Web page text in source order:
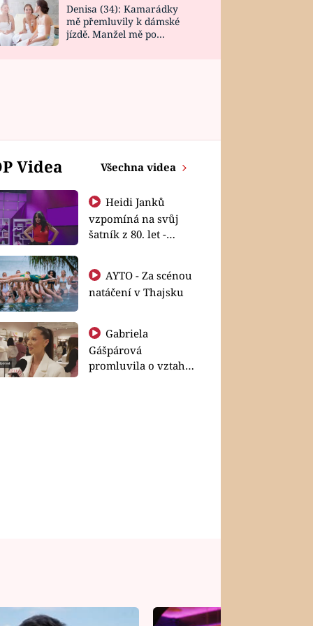
Denisa (34): Kamarádky
mě přemluvily k dámské
jízdě. Manžel mě po
Videa Všechna videa
Heidi Janků
vzpomíná na svůj
šatník z 80. let -
natáčení v Thajsku
Gabriela
Gášpárová
promluvila o vztahu